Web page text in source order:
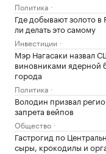
Политика
Где добывают золото
ли делать это самому
Инвестиции
Мэр Нагасаки назвал
виновниками ядерной
города
Политика
Володин призвал
запрета вейпов
Общество
Гастрогид по
сыры, крокодилы и